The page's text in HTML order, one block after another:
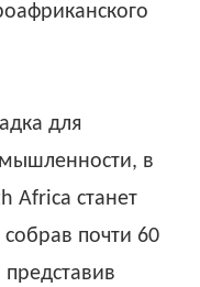
для
в
Africa станет
почти 60